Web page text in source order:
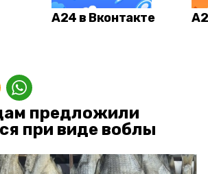
А24 в Вконтакте
предложили
при виде воблы